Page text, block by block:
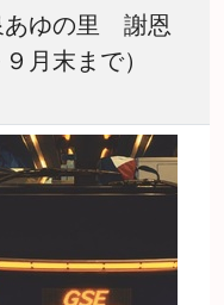
ゆの里 謝恩
月末まで）